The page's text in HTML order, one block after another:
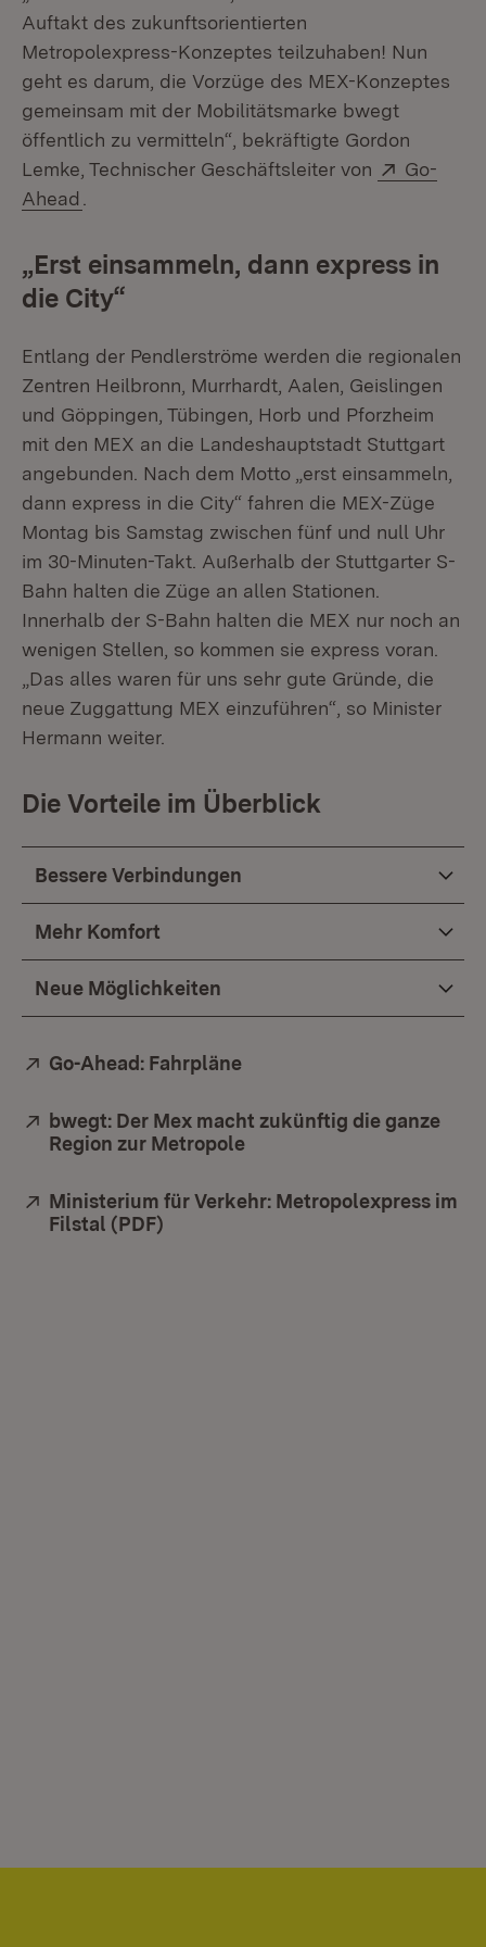
Auftakt des zukunftsorientierten
Metropolexpress-Konzeptes teilzuhaben! Nun
geht es darum, die Vorzüge des MEX-Konzeptes
gemeinsam mit der Mobilitätsmarke bwegt
öffentlich zu vermitteln“, bekräftigte Gordon
Lemke, Technischer Geschäftsleiter von
Extern:
Go-
Ahead
„Erst einsammeln, dann express in
die City“
Entlang der Pendlerströme werden die regionalen
Zentren Heilbronn, Murrhardt, Aalen, Geislingen
und Göppingen, Tübingen, Horb und Pforzheim
mit den MEX an die Landeshauptstadt Stuttgart
angebunden. Nach dem Motto „erst einsammeln,
dann express in die City“ fahren die MEX-Züge
Montag bis Samstag zwischen fünf und null Uhr
im 30-Minuten-Takt. Außerhalb der Stuttgarter S-
Bahn halten die Züge an allen Stationen.
Innerhalb der S-Bahn halten die MEX nur noch an
wenigen Stellen, so kommen sie express voran.
„Das alles waren für uns sehr gute Gründe, die
neue Zuggattung MEX einzuführen“, so Minister
Hermann weiter.
Die Vorteile im Überblick
Bessere Verbindungen
Mehr Komfort
Neue Möglichkeiten
Extern:
Go-Ahead: Fahrpläne
Extern:
bwegt: Der Mex macht zukünftig die ganze
Region zur Metropole
Extern:
Ministerium für Verkehr: Metropolexpress im
Filstal (PDF)